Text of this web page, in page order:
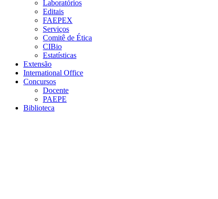
Laboratórios
Editais
FAEPEX
Serviços
Comitê de Ética
CIBio
Estatísticas
Extensão
International Office
Concursos
Docente
PAEPE
Biblioteca